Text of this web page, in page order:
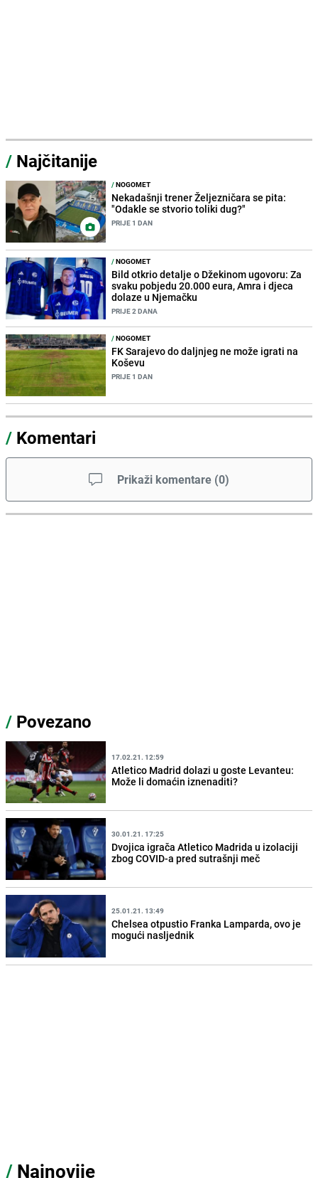
/ Najčitanije
/NOGOMET
Nekadašnji trener Željezničara se pita:
"Odakle se stvorio toliki dug?"
PRIJE 1 DAN
/NOGOMET
Bild otkrio detalje o Džekinom ugovoru: Za
svaku pobjedu 20.000 eura, Amra i djeca
dolaze u Njemačku
PRIJE 2 DANA
/NOGOMET
FK Sarajevo do daljnjeg ne može igrati na
Koševu
PRIJE 1 DAN
/ Komentari
Prikaži komentare (0)
/ Povezano
17.02.21. 12:59
Atletico Madrid dolazi u goste Levanteu:
Može li domaćin iznenaditi?
30.01.21. 17:25
Dvojica igrača Atletico Madrida u izolaciji
zbog COVID-a pred sutrašnji meč
25.01.21. 13:49
Chelsea otpustio Franka Lamparda, ovo je
mogući nasljednik
/ Najnovije